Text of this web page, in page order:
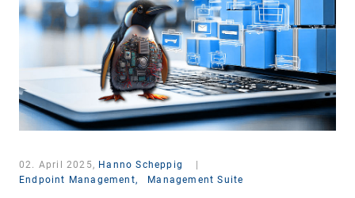
02. April 2025, Hanno Scheppig
Endpoint Management,
Management Suite